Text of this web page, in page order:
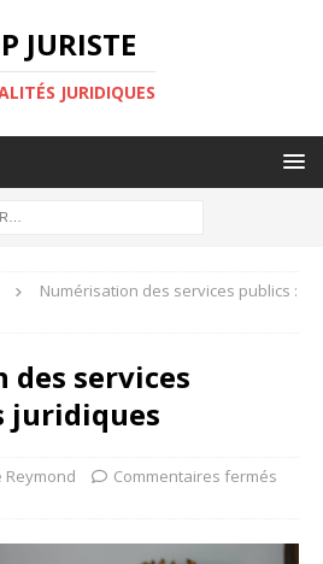
JURISTE
JURIDIQUES
Numérisation des services publics :
services
juridiques
Reymond Commentaires fermés